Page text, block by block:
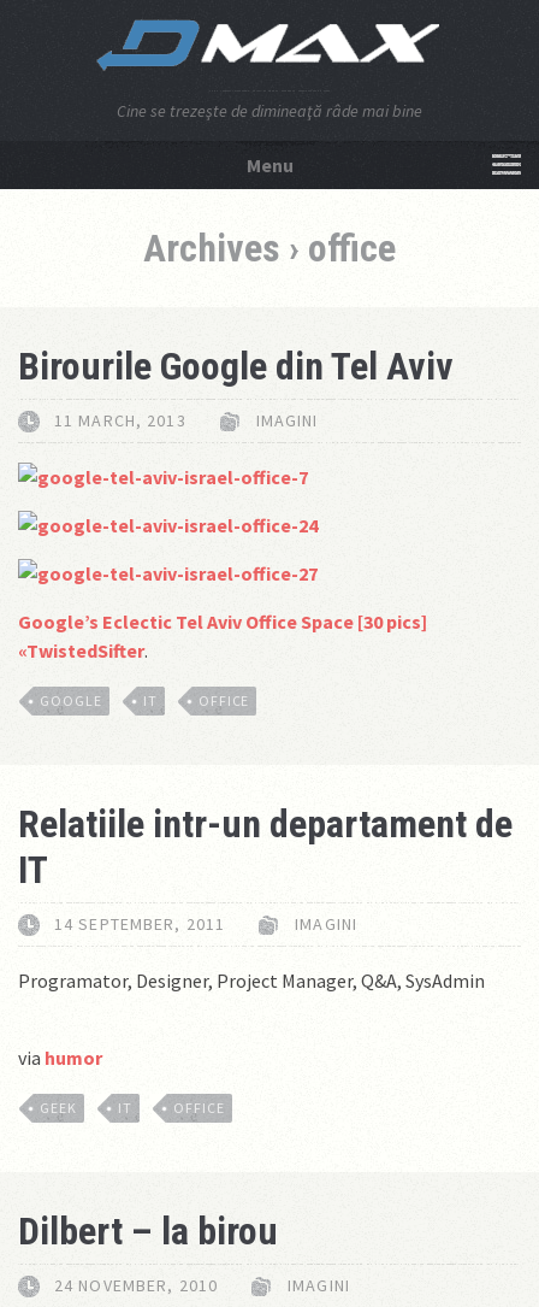
Cine se trezeşte de dimineaţă râde mai bine
Menu
Archives › office
Birourile Google din Tel Aviv
11 MARCH, 2013 IMAGINI
Google’s Eclectic Tel Aviv Office Space [30 pics]
«TwistedSifter.
GOOGLE IT OFFICE
Relatiile intr-un departament de
IT
14 SEPTEMBER, 2011 IMAGINI
Programator, Designer, Project Manager, Q&A, SysAdmin
via humor
GEEK IT OFFICE
Dilbert – la birou
24 NOVEMBER, 2010 IMAGINI